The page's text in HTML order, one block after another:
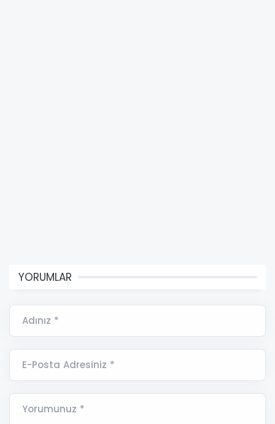
YORUMLAR
Adınız *
E-Posta Adresiniz *
Yorumunuz *